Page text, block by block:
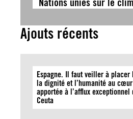
Ajouts récents
Espagne. Il faut veiller à placer
la dignité et l’humanité au
apportée à l’afflux exceptionnel
Ceuta